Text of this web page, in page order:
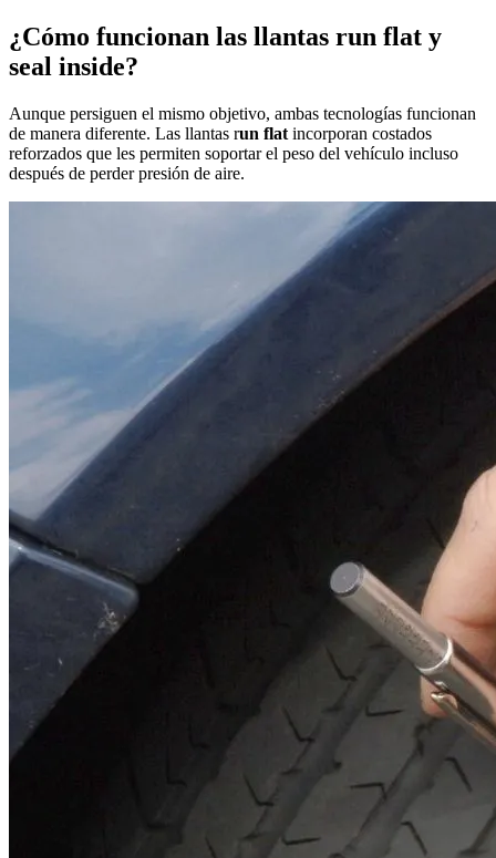
¿Cómo funcionan las llantas run flat y
seal inside?
Aunque persiguen el mismo objetivo, ambas tecnologías funcionan
de manera diferente. Las llantas run flat incorporan costados
reforzados que les permiten soportar el peso del vehículo incluso
después de perder presión de aire.